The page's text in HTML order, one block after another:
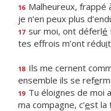
16 Malheureux, frappé
je n’en peux plus
17 sur moi, ont déferlé
tes effrois m’ont rédui
18 Ils me cernent
ensemble ils se refe
19 Tu éloignes de moi
ma compagne, c’est la